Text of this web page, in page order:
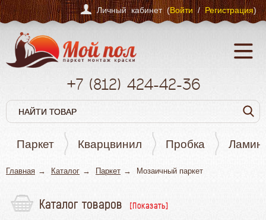
Личный кабинет (Войти/Регистрация)
+7 (812) 424-42-36
Паркет Кварцвинил Пробка
Главная Каталог Паркет Мозаичный паркет
Каталог товаров